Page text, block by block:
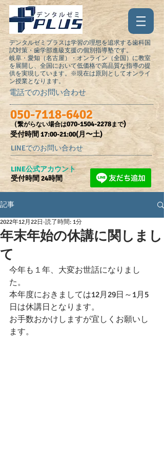
デンタルゼミプラスは学習の理想を追求する歯科国
試対策・歯学部進級支援の個別指導塾です。
岐阜・愛知（名古屋）・オンライン（全国）に教室
を展開し、全国において低価格で高品質な指導の提
供を実現しています。※現在は原則としてオンライ
ン授業となります。
電話でのお問い合わせ
050-7118-6402
（繋がらない場合は070-1504-2278まで)
受付時間​ 17:00-21:00(月〜土)
LINEでのお問い合わせ
​LINE公式アカウント
受付時間 24時間
記事
年末年始の休講に関しまし
て
2022年12月22日 読了時間: 1分
今年も１年、大変お世話になりまし
た。
本年度におきましては12月29日～1月5
日は休講日となります。
お手数おかけしますが宜しくお願いし
ます。